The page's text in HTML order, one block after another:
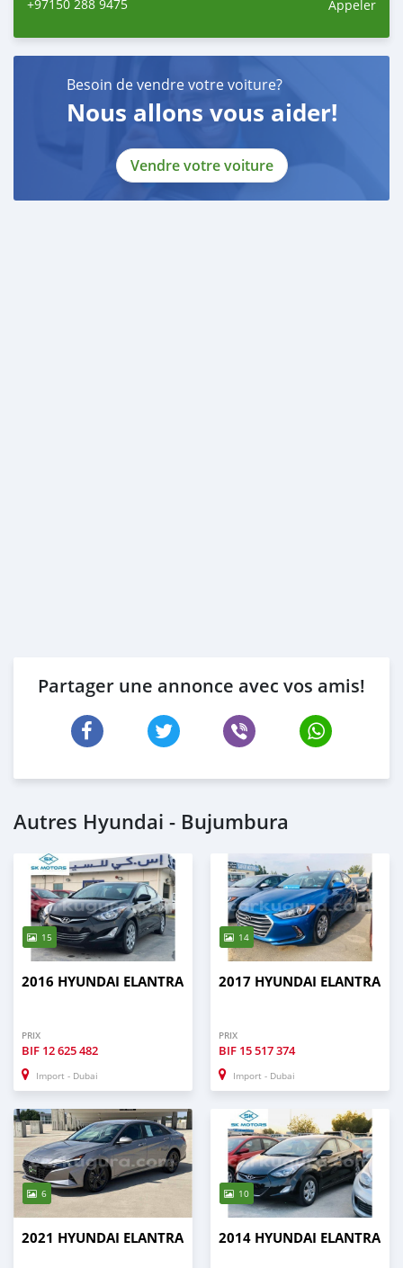
+97150 288 9475 Appeler
Besoin de vendre votre voiture?
Nous allons vous aider!
Vendre votre voiture
Partager une annonce avec vos amis!
Autres Hyundai - Bujumbura
15
2016 HYUNDAI ELANTRA
PRIX
BIF 12 625 482
Import - Dubai
14
2017 HYUNDAI ELANTRA
PRIX
BIF 15 517 374
Import - Dubai
6
2021 HYUNDAI ELANTRA
10
2014 HYUNDAI ELANTRA